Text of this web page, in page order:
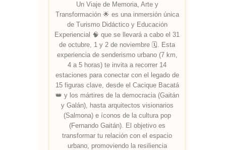
Un Viaje de Memoria, Arte y
Transformación 🌟 es una inmersión única
de Turismo Didáctico y Educación
Experiencial 🧠 que se llevará a cabo el 31
de octubre, 1 y 2 de noviembre 🗓️. Esta
experiencia de senderismo urbano (7 km,
4 a 5 horas) te invita a recorrer 14
estaciones para conectar con el legado de
15 figuras clave, desde el Cacique Bacatá
👑 y los mártires de la democracia (Gaitán
y Galán), hasta arquitectos visionarios
(Salmona) e íconos de la cultura pop
(Fernando Gaitán). El objetivo es
transformar tu relación con el espacio
urbano, promoviendo la resiliencia